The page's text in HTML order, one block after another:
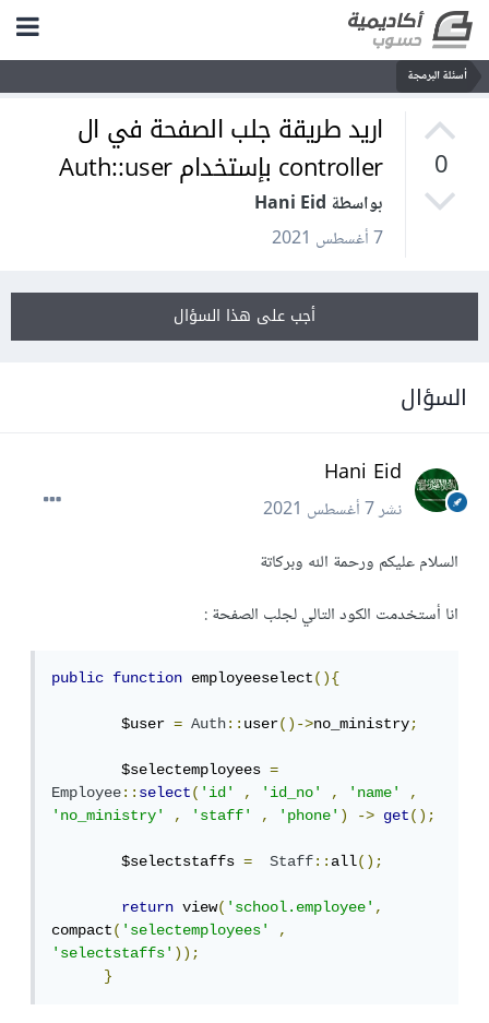
أسئلة البرمجة
0
اريد طريقة جلب الصفحة في ال
controller بإستخدام Auth::user
بواسطة Hani Eid
7 أغسطس 2021
أجب على هذا السؤال
السؤال
Hani Eid
نشر7 أغسطس 2021
السلام عليكم ورحمة الله وبركاتة
انا أستخدمت الكود التالي لجلب الصفحة :
public function employeeselect(){
        $user
= Auth::user()->no_ministry;
        $selectemployees
=
Employee::select('id' , 'id_no' , 'name'
,
'no_ministry'
, 'staff' , 'phone') -> get();
        $selectstaffs
= Staff::all();
return view('school.employee',
compact('selectemployees'
,
'selectstaffs'));
}